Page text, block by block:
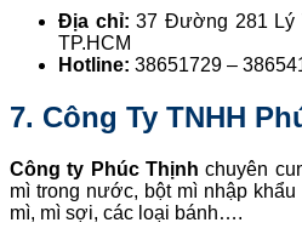
Địa chỉ: 37 Đường 281 Lý
TP.HCM
Hotline: 38651729 –
7. Công Ty TNHH
Công ty Phúc Thịnh chuyên
mì trong nước, bột mì nhập
mì, mì sợi, các loại bánh….